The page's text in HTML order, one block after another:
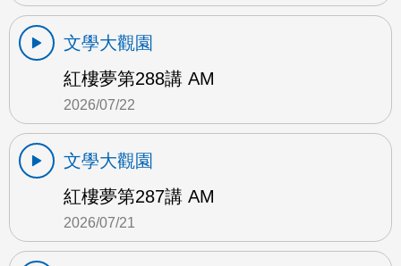
文學大觀園
紅樓夢第288講 AM
2026/07/22
文學大觀園
紅樓夢第287講 AM
2026/07/21